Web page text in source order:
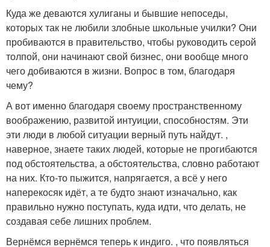
Куда же деваются хулиганы и бывшие непоседы,
которых так не любили злобные школьные училки? Они
пробиваются в правительство, чтобы руководить серой
толпой, они начинают свой бизнес, они вообще много
чего добиваются в жизни. Вопрос в том, благодаря
чему?
А вот именно благодаря своему пространственному
воображению, развитой интуиции, способностям. Эти
эти люди в любой ситуации верный путь найдут. ,
наверное, знаете таких людей, которые не прогибаются
под обстоятельства, а обстоятельства, словно работают
на них. Кто-то пыжится, напрягается, а всё у него
наперекосяк идёт, а те будто знают изначально, как
правильно нужно поступать, куда идти, что делать, не
создавая себе лишних проблем.
Вернёмся вернёмся теперь к индиго. , что появляться